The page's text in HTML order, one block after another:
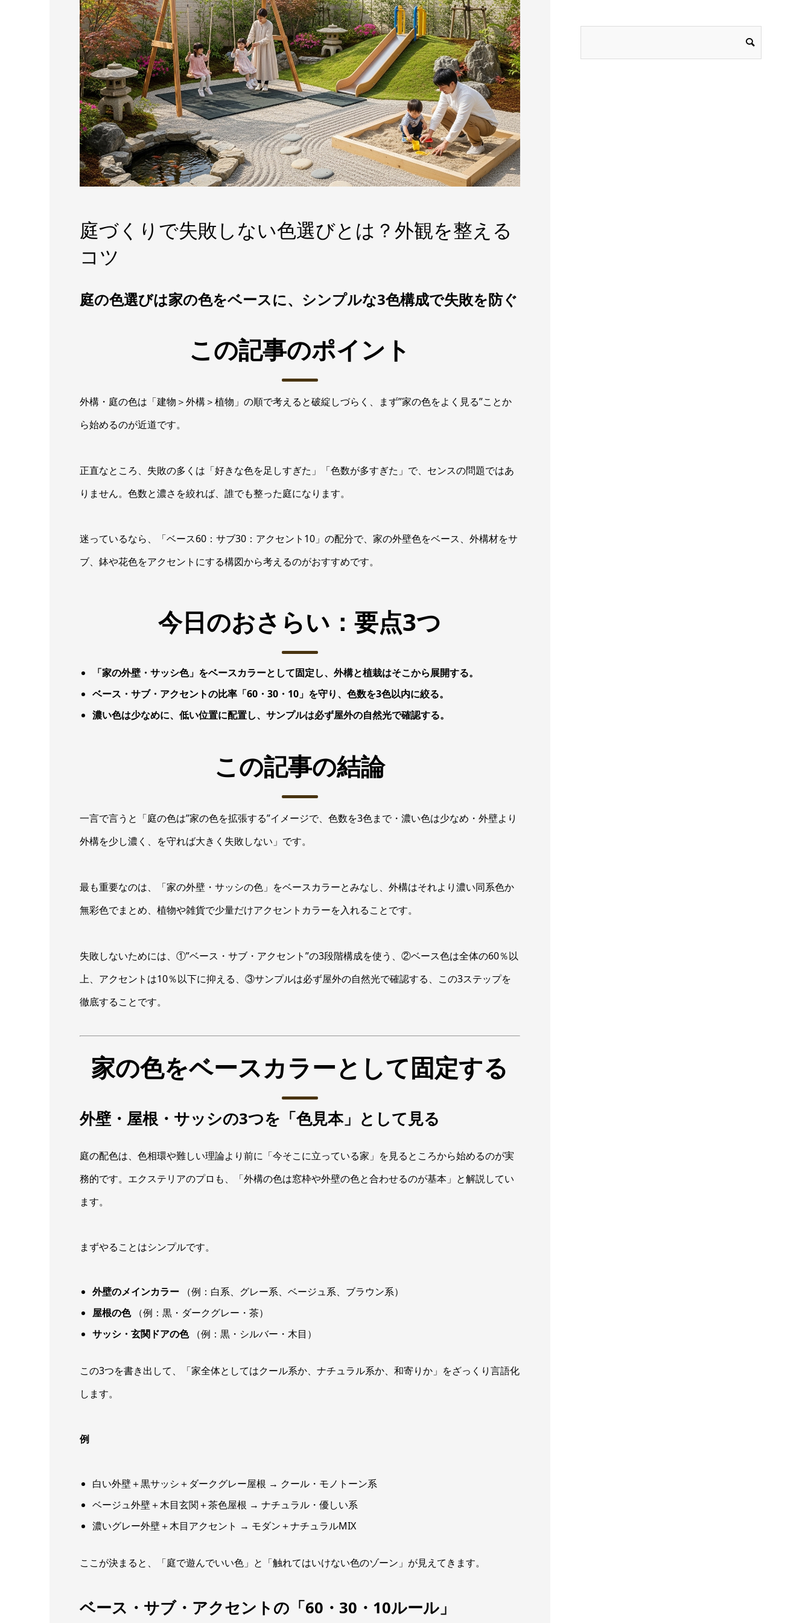
庭づくりで失敗しない色選びとは？外観を整える
コツ
庭の色選びは家の色をベースに、シンプルな3色構成で失敗を防ぐ
この記事のポイント
外構・庭の色は「建物＞外構＞植物」の順で考えると破綻しづらく、まず”家の色をよく見る”ことか
ら始めるのが近道です。
正直なところ、失敗の多くは「好きな色を足しすぎた」「色数が多すぎた」で、センスの問題ではあ
りません。色数と濃さを絞れば、誰でも整った庭になります。
迷っているなら、「ベース60：サブ30：アクセント10」の配分で、家の外壁色をベース、外構材をサ
ブ、鉢や花色をアクセントにする構図から考えるのがおすすめです。
今日のおさらい：要点3つ
「家の外壁・サッシ色」をベースカラーとして固定し、外構と植栽はそこから展開する。
ベース・サブ・アクセントの比率「60・30・10」を守り、色数を3色以内に絞る。
濃い色は少なめに、低い位置に配置し、サンプルは必ず屋外の自然光で確認する。
この記事の結論
一言で言うと「庭の色は”家の色を拡張する”イメージで、色数を3色まで・濃い色は少なめ・外壁より
外構を少し濃く、を守れば大きく失敗しない」です。
最も重要なのは、「家の外壁・サッシの色」をベースカラーとみなし、外構はそれより濃い同系色か
無彩色でまとめ、植物や雑貨で少量だけアクセントカラーを入れることです。
失敗しないためには、①”ベース・サブ・アクセント”の3段階構成を使う、②ベース色は全体の60％以
上、アクセントは10％以下に抑える、③サンプルは必ず屋外の自然光で確認する、この3ステップを
徹底することです。
家の色をベースカラーとして固定する
外壁・屋根・サッシの3つを「色見本」として見る
庭の配色は、色相環や難しい理論より前に「今そこに立っている家」を見るところから始めるのが実
務的です。エクステリアのプロも、「外構の色は窓枠や外壁の色と合わせるのが基本」と解説してい
ます。
まずやることはシンプルです。
外壁のメインカラー（例：白系、グレー系、ベージュ系、ブラウン系）
屋根の色（例：黒・ダークグレー・茶）
サッシ・玄関ドアの色（例：黒・シルバー・木目）
この3つを書き出して、「家全体としてはクール系か、ナチュラル系か、和寄りか」をざっくり言語化
します。
例
白い外壁＋黒サッシ＋ダークグレー屋根 → クール・モノトーン系
ベージュ外壁＋木目玄関＋茶色屋根 → ナチュラル・優しい系
濃いグレー外壁＋木目アクセント → モダン＋ナチュラルMIX
ここが決まると、「庭で遊んでいい色」と「触れてはいけない色のゾーン」が見えてきます。
ベース・サブ・アクセントの「60・30・10ルール」